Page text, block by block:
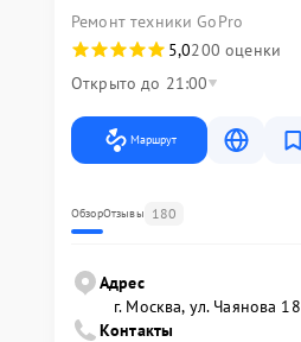
Ремонт техники GoPro
5,0200 оценки
Открыто до 21:00
Маршрут
ОбзорОтзывы 180
Адрес
г. Москва, ул. Чаянова 18
Контакты